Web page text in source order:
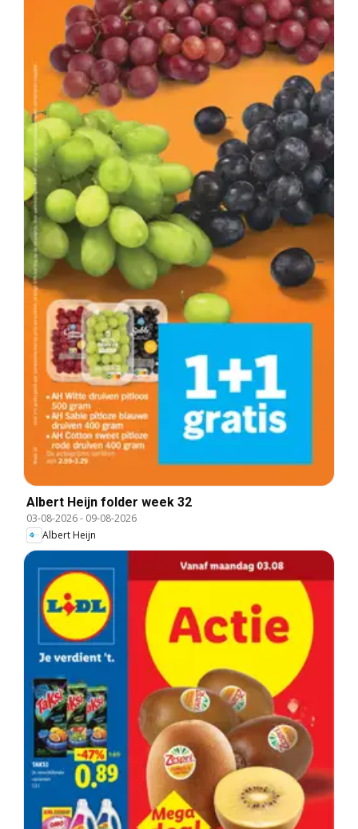
Albert Heijn folder week 32
03-08-2026- 09-08-2026
Albert Heijn